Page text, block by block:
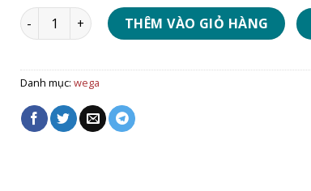
Máy pha cà phê Wega Lunna 2 Group số lượng
THÊM VÀO GIỎ HÀNG
Danh mục: wega